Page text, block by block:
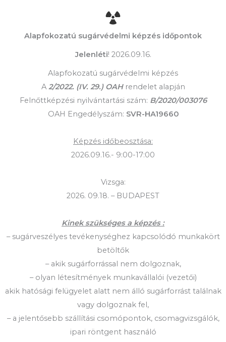
Alapfokozatú sugárvédelmi képzés időpontok
Jelenléti! 2026.09.16.
Alapfokozatú sugárvédelmi képzés
A2/2022. (IV. 29.) OAHrendelet alapján
Felnőttképzési nyilvántartási szám: B/2020/003076
OAH Engedélyszám: SVR-HA19660
Képzés időbeosztása:
2026.09.16.- 9:00-17:00
Vizsga:
2026. 09.18. – BUDAPEST
Kinek szükséges a képzés :
– sugárveszélyes tevékenységhez kapcsolódó munkakört
betöltők
– akik sugárforrással nem dolgoznak,
– olyan létesítmények munkavállalói (vezetői)
akik hatósági felügyelet alatt nem álló sugárforrást találnak
vagy dolgoznak fel,
– a jelentősebb szállítási csomópontok, csomagvizsgálók,
ipari röntgent használó